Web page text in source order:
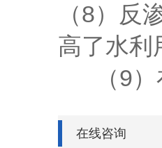
（8）反
高了水利
（9）
在线咨询